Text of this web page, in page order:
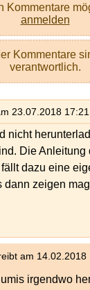
Kommentare
anmelden
Kommentare
verantwortlich.
23.07.2018 17:21
nicht
Die Anleitung
dazu eine
dann zeigen
am 14.02.2018
irgendwo